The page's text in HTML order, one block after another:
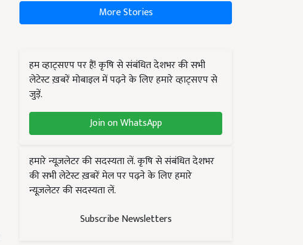
More Stories
हम व्हाट्सएप पर हैं! कृषि से संबंधित देशभर की सभी
लेटेस्ट ख़बरें मोबाइल में पढ़ने के लिए हमारे व्हाट्सएप से
जुड़ें.
Join on WhatsApp
हमारे न्यूज़लेटर की सदस्यता लें. कृषि से संबंधित देशभर
की सभी लेटेस्ट ख़बरें मेल पर पढ़ने के लिए हमारे
न्यूज़लेटर की सदस्यता लें.
Subscribe Newsletters